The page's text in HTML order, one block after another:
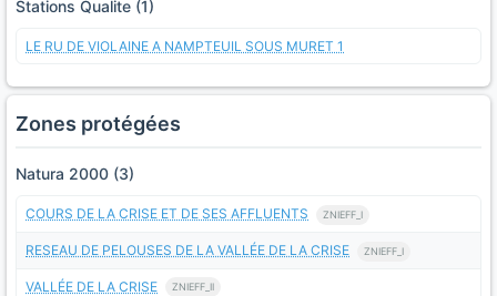
Stations Qualite (1)
LE RU DE VIOLAINE A NAMPTEUIL SOUS MURET 1
Zones protégées
Natura 2000 (3)
COURS DE LA CRISE ET DE SES AFFLUENTS ZNIEFF_I
RESEAU DE PELOUSES DE LA VALLÉE DE LA CRISE ZNIEFF_I
VALLÉE DE LA CRISE ZNIEFF_II